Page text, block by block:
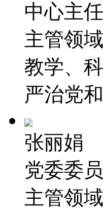
中心主
主管领域
教学、
严治党
张丽娟
党委委
主管领域